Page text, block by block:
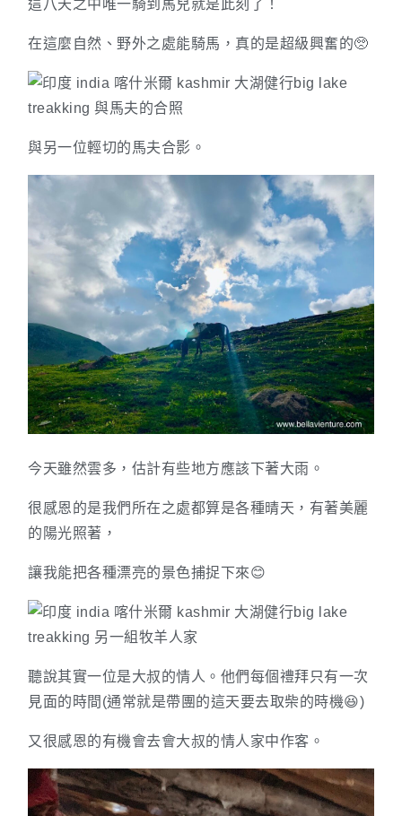
這八天之中唯一騎到馬兒就是此刻了！
在這麼自然、野外之處能騎馬，真的是超級興奮的🥺
與另一位輕切的馬夫合影。
今天雖然雲多，估計有些地方應該下著大雨。
很感恩的是我們所在之處都算是各種晴天，有著美麗
的陽光照著，
讓我能把各種漂亮的景色捕捉下來😊
聽說其實一位是大叔的情人。他們每個禮拜只有一次
見面的時間(通常就是帶團的這天要去取柴的時機😆)
又很感恩的有機會去會大叔的情人家中作客。